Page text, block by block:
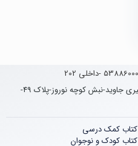
تهران-میدان انقلاب-خیابان منیری جاوید-نبش کوچه نوروز-پلاک 49-
کتاب‌‌ کمک درسی
کتاب کودک و نوجوان